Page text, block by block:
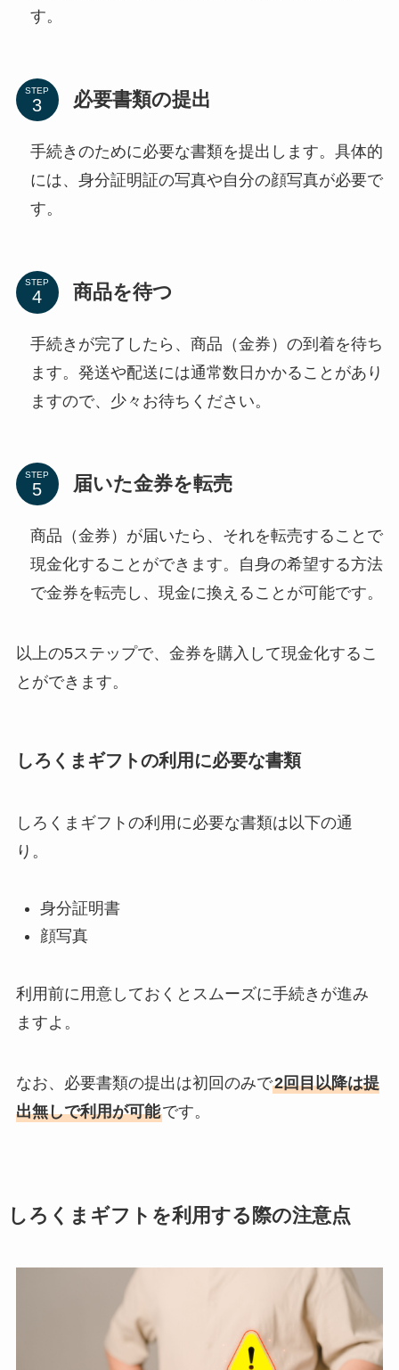
す。
STEP 必要書類の提出
手続きのために必要な書類を提出します。具体的
には、身分証明証の写真や自分の顔写真が必要で
す。
STEP 商品を待つ
手続きが完了したら、商品（金券）の到着を待ち
ます。発送や配送には通常数日かかることがあり
ますので、少々お待ちください。
STEP 届いた金券を転売
商品（金券）が届いたら、それを転売することで
現金化することができます。自身の希望する方法
で金券を転売し、現金に換えることが可能です。
以上の5ステップで、金券を購入して現金化するこ
とができます。
しろくまギフトの利用に必要な書類
しろくまギフトの利用に必要な書類は以下の通
り。
身分証明書
顔写真
利用前に用意しておくとスムーズに手続きが進み
ますよ。
なお、必要書類の提出は初回のみで2回目以降は提
出無しで利用が可能です。
しろくまギフトを利用する際の注意点